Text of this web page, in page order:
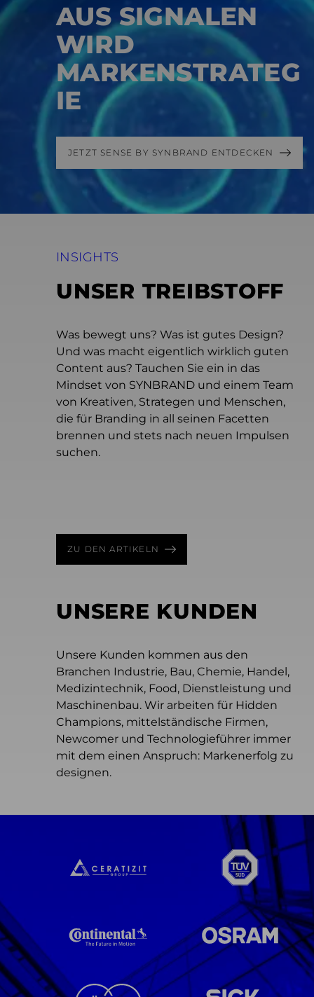
AUS SIGNALEN
WIRD
MARKENSTRATEG
IE
JETZT SENSE BY SYNBRAND ENTDECKEN
INSIGHTS
UNSER TREIBSTOFF
Was bewegt uns? Was ist gutes Design?
Und was macht eigentlich wirklich guten
Content aus? Tauchen Sie ein in das
Mindset von SYNBRAND und einem Team
von Kreativen, Strategen und Menschen,
die für Branding in all seinen Facetten
brennen und stets nach neuen Impulsen
suchen.
Juli 17, 2026 - 7 Min Lesezeit
Mythos Gelbes Trikot
Wie das Gelbe Trikot verdeutlicht, warum
starke Marken Mut zur Langfristigkeit
Juni 22, 2026 - 6 Min Lesezeit
Content macht noch keine Marke
Wenn KI mehr Content möglich macht,
April 22, 2026 - 4 Min Lesezeit
Werden wir immer unkreativer?
ZU DEN ARTIKELN
UNSERE KUNDEN
Unsere Kunden kommen aus den
Branchen Industrie, Bau, Chemie, Handel,
Medizintechnik, Food, Dienstleistung und
Maschinenbau. Wir arbeiten für Hidden
Champions, mittelständische Firmen,
Newcomer und Technologieführer immer
mit dem einen Anspruch: Markenerfolg zu
designen.